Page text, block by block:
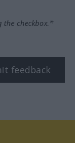
the checkbox.*
feedback